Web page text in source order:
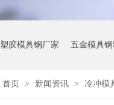
塑胶模具钢厂家 五金模具
首页 > 新闻资讯 > 冷冲模